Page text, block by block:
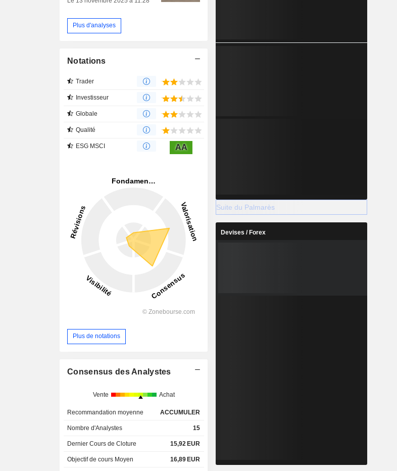
Plus d'analyses
Notations
Trader
Investisseur
Globale
Qualité
ESG MSCI AA
Plus de notations
Consensus des Analystes
Vente Achat
Recommandation moyenne ACCUMULER
Nombre d'Analystes 15
Dernier Cours de Cloture 15,92 EUR
Objectif de cours Moyen 16,89 EUR
Suite du Palmarès
Devises / Forex